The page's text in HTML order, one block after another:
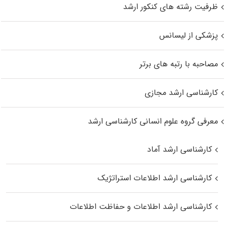
ظرفیت رشته های کنکور ارشد
پزشکی از لیسانس
مصاحبه با رتبه های برتر
کارشناسی ارشد مجازی
معرفی گروه علوم انسانی کارشناسی ارشد
کارشناسی ارشد آماد
کارشناسی ارشد اطلاعات استراتژیک
کارشناسی ارشد اطلاعات و حفاظت اطلاعات